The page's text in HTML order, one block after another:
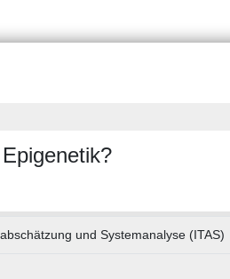
und Systemanalyse (ITAS)